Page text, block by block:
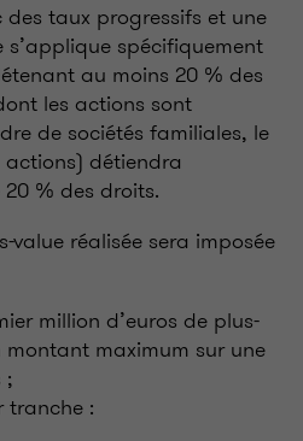
taux progressifs et une
s’applique spécifiquement
au moins 20 % des
les actions sont
de sociétés familiales, le
détiendra
% des droits.
value réalisée sera imposée
million d’euros de plus-
montant maximum sur une
;
tranche :